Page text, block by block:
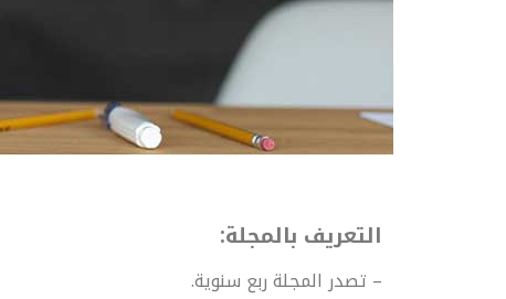
التعريف بالمجلة:
– تصدر المجلة ربع سنوية.